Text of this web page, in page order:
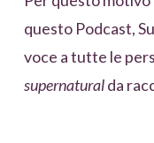
questo Podcast,
voce a tutte le
supernaturalda